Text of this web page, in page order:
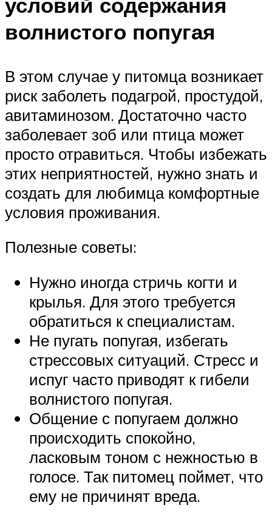
волнистого попугая
В этом случае у питомца возникает
риск заболеть подагрой, простудой,
авитаминозом. Достаточно часто
заболевает зоб или птица может
просто отравиться. Чтобы избежать
этих неприятностей, нужно знать и
создать для любимца комфортные
условия проживания.
Полезные советы:
Нужно иногда стричь когти и
крылья. Для этого требуется
обратиться к специалистам.
Не пугать попугая, избегать
стрессовых ситуаций. Стресс и
испуг часто приводят к гибели
волнистого попугая.
Общение с попугаем должно
происходить спокойно,
ласковым тоном с нежностью в
голосе. Так питомец поймет, что
ему не причинят вреда.